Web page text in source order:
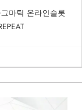
마틱 온라인슬롯